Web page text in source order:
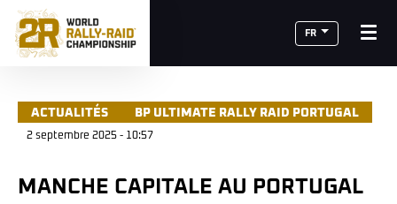
FR
ACTUALITÉS BP ULTIMATE RALLY RAID PORTUGAL
2 septembre 2025 - 10:57
MANCHE CAPITALE AU PORTUGAL